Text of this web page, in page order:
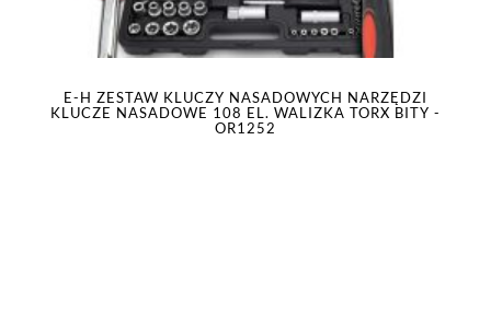
E-H ZESTAW KLUCZY NASADOWYCH NARZĘDZI
KLUCZE NASADOWE 108 EL. WALIZKA TORX BITY -
OR1252